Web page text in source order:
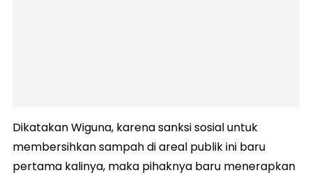
Dikatakan Wiguna, karena sanksi sosial untuk
membersihkan sampah di areal publik ini baru
pertama kalinya, maka pihaknya baru menerapkan